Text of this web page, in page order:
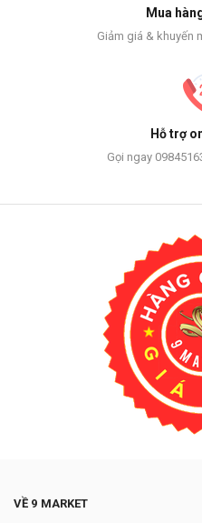
Mua
Giảm giá & khuyến
Hỗ trợ
Gọi ngay
VỀ 9 MARKET